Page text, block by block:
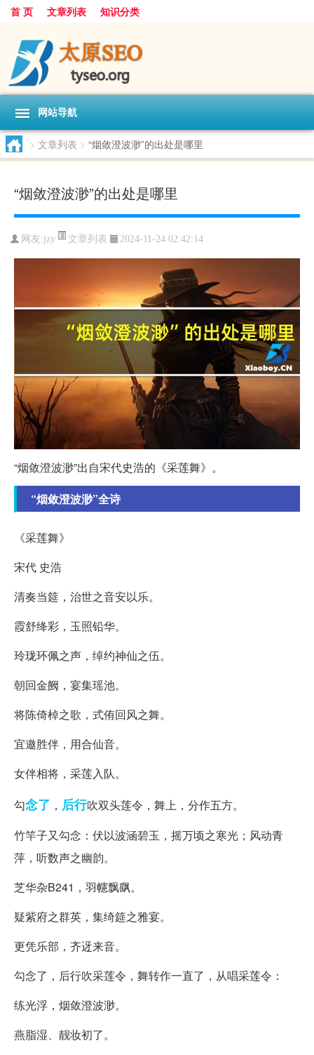
首 页 文章列表 知识分类
网站导航
> 文章列表 > “烟敛澄波渺”的出处是哪里
“烟敛澄波渺”的出处是哪里
网友:jzy 文章列表 2024-11-24 02:42:14
“烟敛澄波渺”出自宋代史浩的《采莲舞》。
“烟敛澄波渺”全诗
《采莲舞》
宋代 史浩
清奏当筵，治世之音安以乐。
霞舒绛彩，玉照铅华。
玲珑环佩之声，绰约神仙之伍。
朝回金阙，宴集瑶池。
将陈倚棹之歌，式侑回风之舞。
宜邀胜伴，用合仙音。
女伴相将，采莲入队。
勾念了 ， 后行吹双头莲令，舞上，分作五方。
竹竿子又勾念：伏以波涵碧玉，摇万顷之寒光；风动青
萍，听数声之幽韵。
芝华杂B241，羽幰飘飖。
疑紫府之群英，集绮筵之雅宴。
更凭乐部，齐迓来音。
勾念了，后行吹采莲令，舞转作一直了，从唱采莲令：
练光浮，烟敛澄波渺。
燕脂湿、靓妆初了。